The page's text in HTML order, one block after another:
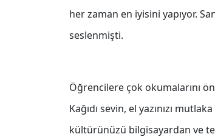
her zaman en iyisini yapıyor.
seslenmişti.
Öğrencilere çok okumalarını
Kağıdı sevin, el yazınızı
kültürünüzü bilgisayardan ve